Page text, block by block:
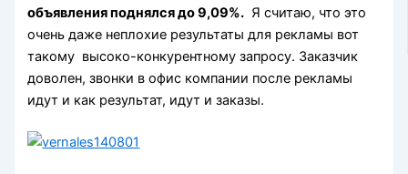
объявления поднялся до 9,09%. Я считаю, что это
очень даже неплохие результаты для рекламы вот
такому высоко-конкурентному запросу. Заказчик
доволен, звонки в офис компании после рекламы
идут и как результат, идут и заказы.